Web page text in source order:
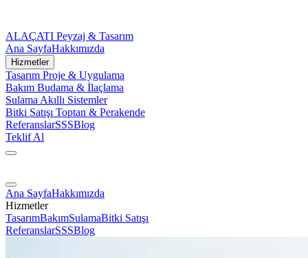
ALAÇATI Peyzaj & Tasarım
Ana SayfaHakkımızda
Hizmetler
Tasarım Proje & Uygulama
Bakım Budama & İlaçlama
Sulama Akıllı Sistemler
Bitki Satışı Toptan & Perakende
ReferanslarSSSBlog
Teklif Al
Ana SayfaHakkımızda
Hizmetler
TasarımBakımSulamaBitki Satışı
ReferanslarSSSBlog